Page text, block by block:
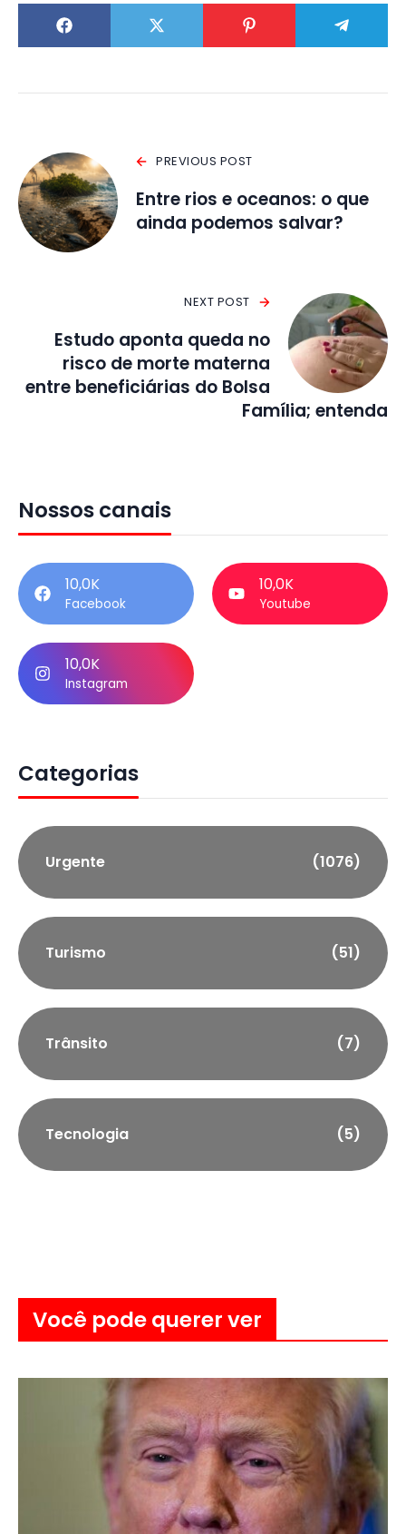
PREVIOUS POST
Entre rios e oceanos: o que
ainda podemos salvar?
NEXT POST
Estudo aponta queda no
risco de morte materna
entre beneficiárias do Bolsa
Família; entenda
Nossos canais
10,0K
Facebook
10,0K
Youtube
10,0K
Instagram
Categorias
Urgente (1076)
Turismo (51)
Trânsito (7)
Tecnologia (5)
Você pode querer ver